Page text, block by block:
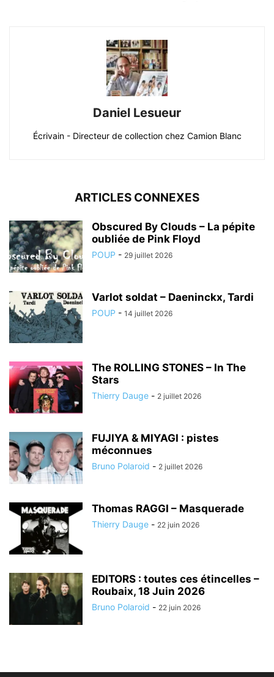
Daniel Lesueur
Écrivain - Directeur de collection chez Camion Blanc
ARTICLES CONNEXES
Obscured By Clouds – La pépite
oubliée de Pink Floyd
POUP - 29 juillet 2026
Varlot soldat – Daeninckx, Tardi
POUP - 14 juillet 2026
The ROLLING STONES – In The
Stars
Thierry Dauge - 2 juillet 2026
FUJIYA & MIYAGI : pistes
méconnues
Bruno Polaroid - 2 juillet 2026
Thomas RAGGI – Masquerade
Thierry Dauge - 22 juin 2026
EDITORS : toutes ces étincelles –
Roubaix, 18 Juin 2026
Bruno Polaroid - 22 juin 2026